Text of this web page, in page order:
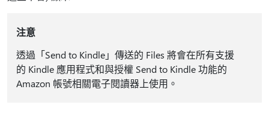
注意
透過「Send to Kindle」傳送的 Files 將會在所有支援
的 Kindle 應用程式和與授權 Send to Kindle 功能的
Amazon 帳號相關電子閱讀器上使用。